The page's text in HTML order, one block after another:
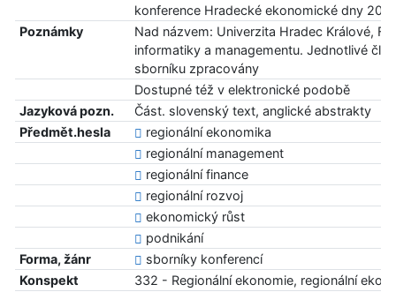
konference Hradecké ekonomické dny 2014
Poznámky
Nad názvem: Univerzita Hradec Králové,
informatiky a managementu. Jednotlivé
sborníku zpracovány
Dostupné též v elektronické podobě
Jazyková pozn.
Část. slovenský text, anglické abstrakty
Předmět.hesla
regionální ekonomika
regionální management
regionální finance
regionální rozvoj
ekonomický růst
podnikání
Forma, žánr
sborníky konferencí
Konspekt
332 - Regionální ekonomie, regionální